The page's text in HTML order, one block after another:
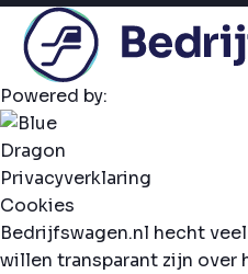
Powered by:
Privacyverklaring
Cookies
Bedrijfswagen.nl hecht
willen transparant zijn over